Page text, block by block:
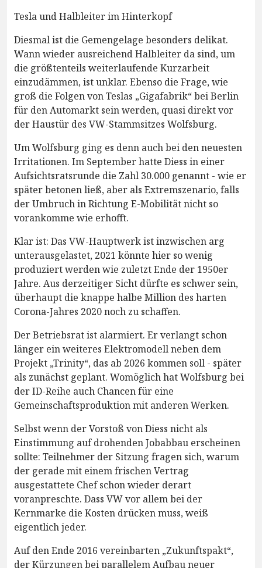
Tesla und Halbleiter im Hinterkopf
Diesmal ist die Gemengelage besonders delikat.
Wann wieder ausreichend Halbleiter da sind, um
die größtenteils weiterlaufende Kurzarbeit
einzudämmen, ist unklar. Ebenso die Frage, wie
groß die Folgen von Teslas „Gigafabrik“ bei Berlin
für den Automarkt sein werden, quasi direkt vor
der Haustür des VW-Stammsitzes Wolfsburg.
Um Wolfsburg ging es denn auch bei den neuesten
Irritationen. Im September hatte Diess in einer
Aufsichtsratsrunde die Zahl 30.000 genannt - wie er
später betonen ließ, aber als Extremszenario, falls
der Umbruch in Richtung E-Mobilität nicht so
vorankomme wie erhofft.
Klar ist: Das VW-Hauptwerk ist inzwischen arg
unterausgelastet, 2021 könnte hier so wenig
produziert werden wie zuletzt Ende der 1950er
Jahre. Aus derzeitiger Sicht dürfte es schwer sein,
überhaupt die knappe halbe Million des harten
Corona-Jahres 2020 noch zu schaffen.
Der Betriebsrat ist alarmiert. Er verlangt schon
länger ein weiteres Elektromodell neben dem
Projekt „Trinity“, das ab 2026 kommen soll - später
als zunächst geplant. Womöglich hat Wolfsburg bei
der ID-Reihe auch Chancen für eine
Gemeinschaftsproduktion mit anderen Werken.
Selbst wenn der Vorstoß von Diess nicht als
Einstimmung auf drohenden Jobabbau erscheinen
sollte: Teilnehmer der Sitzung fragen sich, warum
der gerade mit einem frischen Vertrag
ausgestattete Chef schon wieder derart
voranpreschte. Dass VW vor allem bei der
Kernmarke die Kosten drücken muss, weiß
eigentlich jeder.
Auf den Ende 2016 vereinbarten „Zukunftspakt“,
der Kürzungen bei parallelem Aufbau neuer